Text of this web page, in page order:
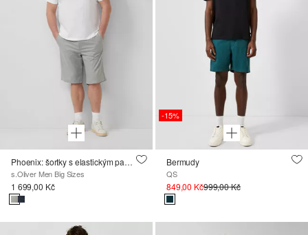
Phoenix: šortky s elastickým pasem a tunýlkem na stažení
s.Oliver Men Big Sizes
1 699,00 Kč
-15%
Bermudy
QS
849,00 Kč999,00 Kč